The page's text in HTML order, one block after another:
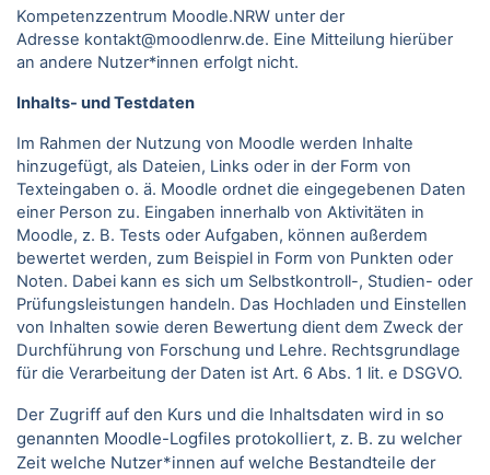
Kompetenzzentrum Moodle.NRW unter der
Adresse kontakt@moodlenrw.de. Eine Mitteilung hierüber
an andere Nutzer*innen erfolgt nicht.
Inhalts- und Testdaten
Im Rahmen der Nutzung von Moodle werden Inhalte
hinzugefügt, als Dateien, Links oder in der Form von
Texteingaben o. ä. Moodle ordnet die eingegebenen Daten
einer Person zu. Eingaben innerhalb von Aktivitäten in
Moodle, z. B. Tests oder Aufgaben, können außerdem
bewertet werden, zum Beispiel in Form von Punkten oder
Noten. Dabei kann es sich um Selbstkontroll-, Studien- oder
Prüfungsleistungen handeln. Das Hochladen und Einstellen
von Inhalten sowie deren Bewertung dient dem Zweck der
Durchführung von Forschung und Lehre. Rechtsgrundlage
für die Verarbeitung der Daten ist Art. 6 Abs. 1 lit. e DSGVO.
Der Zugriff auf den Kurs und die Inhaltsdaten wird in so
genannten Moodle-Logfiles protokolliert, z. B. zu welcher
Zeit welche Nutzer*innen auf welche Bestandteile der